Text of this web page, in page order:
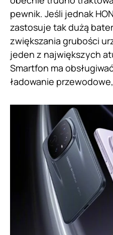
pewnik. Jeśli jednak
zastosuje tak dużą
zwiększania grubości
jeden z największych
Smartfon ma
ładowanie